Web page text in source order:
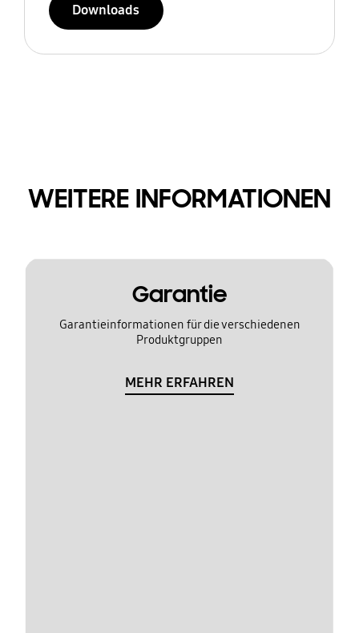
Downloads
WEITERE INFORMATIONEN
Garantie
Garantieinformationen für die verschiedenen
Produktgruppen
MEHR ERFAHREN